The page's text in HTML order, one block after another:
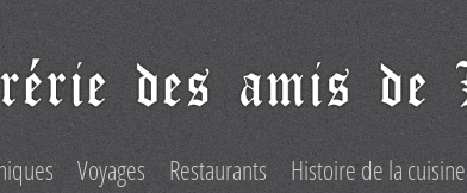
Voyages Restaurants Histoire de la cuisine